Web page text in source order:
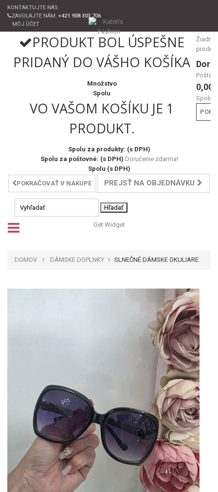
KONTAKTUJTE NÁS
ZAVOLAJTE NÁM: +421 908 303 706
MÔJ ÚČET
Žiadne
0,00
Spolu
PRODUKT BOL ÚSPEŠNE
PRIDANÝ DO VÁŠHO KOŠÍKA
Množstvo
Spolu
VO VAŠOM KOŠÍKU JE 1
PRODUKT.
Spolu za produkty: (s DPH)
Spolu za poštovné: (s DPH) Doručenie zdarma!
Spolu (s DPH)
POKRAČOVAŤ V NÁKUPE
PREJSŤ NA OBJEDNÁVKU
Hľadať
Get Widget
DOMOV DÁMSKE DOPLNKY SLNEČNÉ DÁMSKE OKULIARE